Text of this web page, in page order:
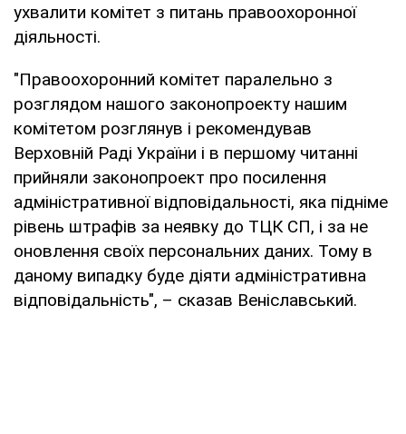
ухвалити комітет з питань правоохоронної
діяльності.
"Правоохоронний комітет паралельно з
розглядом нашого законопроекту нашим
комітетом розглянув і рекомендував
Верховній Раді України і в першому читанні
прийняли законопроект про посилення
адміністративної відповідальності, яка підніме
рівень штрафів за неявку до ТЦК СП, і за не
оновлення своїх персональних даних. Тому в
даному випадку буде діяти адміністративна
відповідальність", – сказав Веніславський.